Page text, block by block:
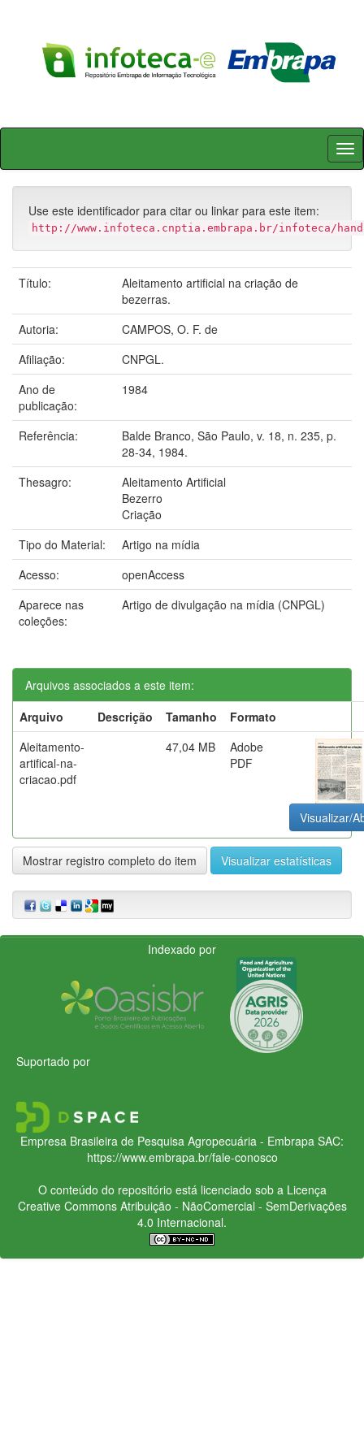
Skip
Use este identificador para citar ou linkar para este item:
http://www.infoteca.cnptia.embrapa.br/infoteca/
Título:
Aleitamento artificial na criação de
bezerras.
Autoria:
CAMPOS, O. F. de
Afiliação:
CNPGL.
Ano de
publicação:
1984
Referência:
Balde Branco, São Paulo, v. 18, n. 235, p.
28-34, 1984.
Thesagro:
Aleitamento Artificial
Bezerro
Criação
Tipo do Material:
Artigo na mídia
Acesso:
openAccess
Aparece nas
coleções:
Artigo de divulgação na mídia (CNPGL)
Arquivos associados a este item:
Arquivo
Descrição Tamanho
Formato
Aleitamento-
artifical-na-
criacao.pdf
47,04 MB
Adobe
PDF
Visualizar/
Mostrar registro completo do item Visualizar estatísticas
Indexado por
Suportado por
Empresa Brasileira de Pesquisa Agropecuária - Embrapa SAC:
https://www.embrapa.br/fale-conosco
O conteúdo do repositório está licenciado sob a Licença
Creative CommonsAtribuição - NãoComercial - SemDerivações
4.0 Internacional.